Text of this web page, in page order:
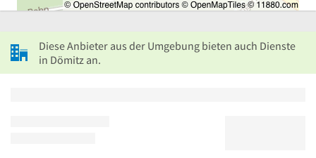
Diese Anbieter aus der Umgebung bieten auch Dienste
in Dömitz an.